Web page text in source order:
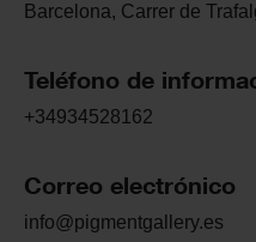
Barcelona, Carrer de
Teléfono de
+34934528162
Correo electrónico
info@pigmentgallery.es